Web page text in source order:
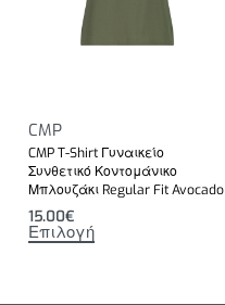
CMP
CMP T-Shirt Γυναικείο
Συνθετικό Κοντομάνικο
Μπλουζάκι Regular Fit Avocado
15.00€
Επιλογή